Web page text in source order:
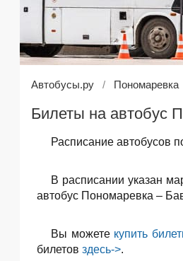
Автобусы.ру Пономаревка
Билеты на автобус
Расписание автобусов
В расписании указан
автобус Пономаревка –
Вы можете купить
билетов здесь->.